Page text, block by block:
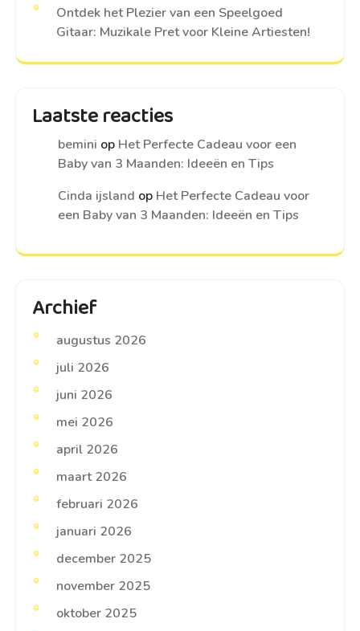
Ontdek het Plezier van een Speelgoed
Gitaar: Muzikale Pret voor Kleine Artiesten!
Laatste reacties
bemini op Het Perfecte Cadeau voor een
Baby van 3 Maanden: Ideeën en Tips
Cinda ijsland op Het Perfecte Cadeau voor
een Baby van 3 Maanden: Ideeën en Tips
Archief
augustus 2026
juli 2026
juni 2026
mei 2026
april 2026
maart 2026
februari 2026
januari 2026
december 2025
november 2025
oktober 2025